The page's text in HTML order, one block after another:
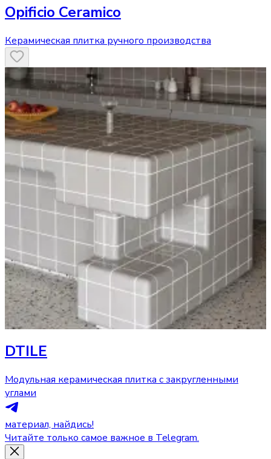
Opificio Ceramico
Керамическая плитка ручного производства
DTILE
Модульная керамическая плитка с закругленными
углами
материал, найдись!
Читайте только самое важное в Telegram.